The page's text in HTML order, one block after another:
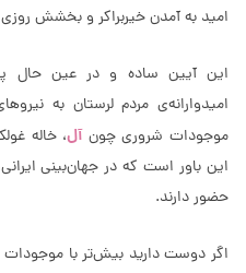
امید به آمدن خیربراکر و بخشش
این آیین ساده و در عین حال
امیدوارانه‌ی مردم لرستان به
موجودات شروری چونآل، خاله
این باور است که در جهان‌بینی
حضور دارند.
اگر دوست دارید بیش‌تر با موجودات